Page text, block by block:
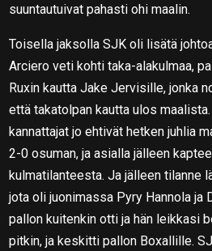
suuntautuivat pahasti ohi maalin.
Toisella jaksolla SJK oli lisätä
Arciero veti kohti taka-alakulmaa,
Ruxin kautta Jake Jervisille, jonka
että takatolpan kautta ulos
kannattajat jo ehtivät hetken juhlia
2-0 osuman, ja asialla jälleen
kulmatilanteesta. Ja jälleen tilanne
jota oli juonimassa Pyry Hannola ja
pallon kuitenkin otti ja hän leikkasi
pitkin, ja keskitti pallon Boxallille.